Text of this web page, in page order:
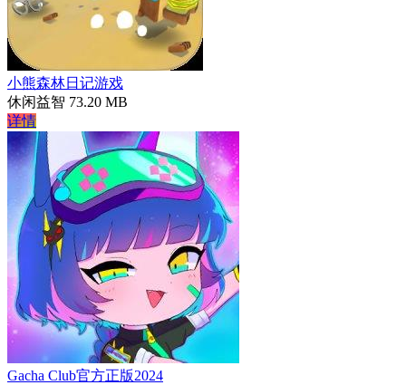
小熊森林日记游戏
休闲益智 73.20 MB
详情
Gacha Club官方正版2024